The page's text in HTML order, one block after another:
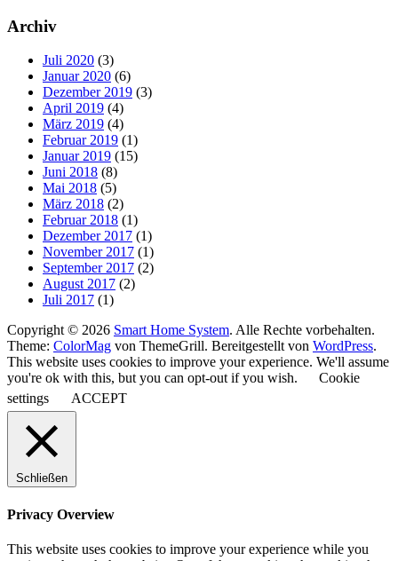
Archiv
Juli 2020 (3)
Januar 2020 (6)
Dezember 2019 (3)
April 2019 (4)
März 2019 (4)
Februar 2019 (1)
Januar 2019 (15)
Juni 2018 (8)
Mai 2018 (5)
März 2018 (2)
Februar 2018 (1)
Dezember 2017 (1)
November 2017 (1)
September 2017 (2)
August 2017 (2)
Juli 2017 (1)
Copyright © 2026 Smart Home System. Alle Rechte vorbehalten.
Theme: ColorMag von ThemeGrill. Bereitgestellt von WordPress.
This website uses cookies to improve your experience. We'll assume
you're ok with this, but you can opt-out if you wish.
Cookie
settings
ACCEPT
Schließen
Privacy Overview
This website uses cookies to improve your experience while you